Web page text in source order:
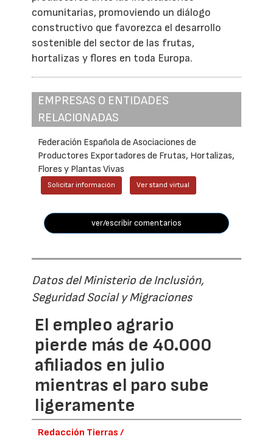
comunitarias, promoviendo un diálogo
constructivo que favorezca el desarrollo
sostenible del sector de las frutas,
hortalizas y flores en toda Europa.
EMPRESAS O ENTIDADES
RELACIONADAS
Federación Española de Asociaciones de
Productores Exportadores de Frutas, Hortalizas,
Flores y Plantas Vivas
Solicitar información Ver stand virtual
ver/escribir comentarios
Datos del Ministerio de Inclusión,
Seguridad Social y Migraciones
El empleo agrario
pierde más de 40.000
afiliados en julio
mientras el paro sube
ligeramente
Redacción Tierras /